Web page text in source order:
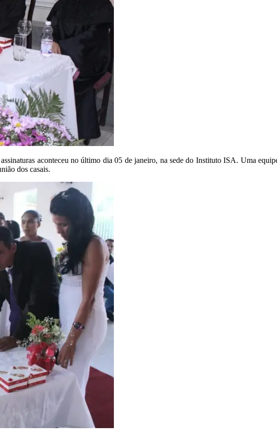
aconteceu no último dia 05 de janeiro, na sede do Instituto ISA. Uma
dos casais.